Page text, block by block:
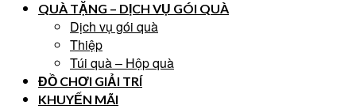
QUÀ TẶNG – DỊCH VỤ GÓI QUÀ
Dịch vụ gói quà
Thiệp
Túi quà – Hộp quà
ĐỒ CHƠI GIẢI TRÍ
KHUYẾN MÃI